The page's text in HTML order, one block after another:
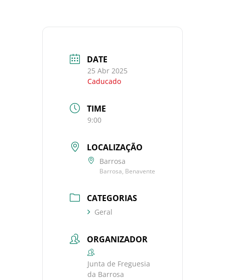
DATE
25 Abr 2025
Caducado
TIME
9:00
LOCALIZAÇÃO
Barrosa
Barrosa, Benavente
CATEGORIAS
Geral
ORGANIZADOR
Junta de Freguesia
da Barrosa